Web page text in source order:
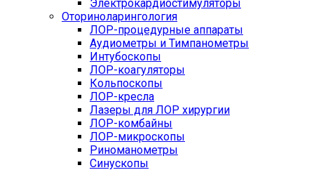
Электрокардиостимуляторы
Оториноларингология
ЛОР-процедурные аппараты
Аудиометры и Тимпанометры
Интубоскопы
ЛОР-коагуляторы
Кольпоскопы
ЛОР-кресла
Лазеры для ЛОР хирургии
ЛОР-комбайны
ЛОР-микроскопы
Риноманометры
Синускопы